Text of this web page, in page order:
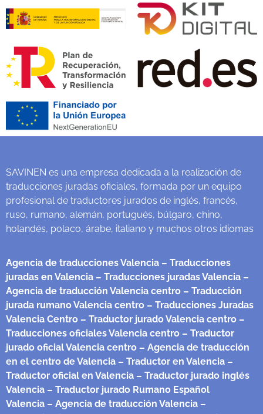
SAVINEN es una empresa dedicada a la realización de
traducciones juradas oficiales, formada por un equipo
profesional de traductores jurados de inglés, francés,
ruso, rumano, alemán, portugués, búlgaro, chino,
holandés, polaco, árabe, italiano y muchos otros idiomas
Agencia de traducciones Valencia – Traducciones
juradas en Valencia – Traducciones juradas Valencia –
Agencia de traducción Valencia centro – Traducción
jurada rumano Valencia centro – Traducciones Juradas
Valencia Centro – Traductor jurado Valencia centro –
Traducciones oficiales Valencia centro – Traductor
jurado oficial Valencia centro – Agencia de traducción
en el centro de Valencia – Traductor en Valencia –
Traductor oficial en Valencia – Traductor jurado inglés
Valencia – Traductor jurado Rumano Español
Valencia – Agencia de traducción Valencia –